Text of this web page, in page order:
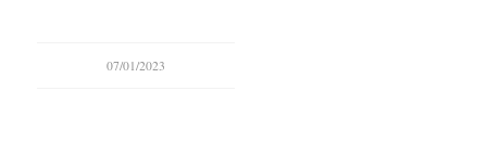
07/01/2023